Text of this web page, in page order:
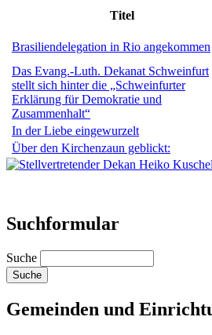
Titel
Brasiliendelegation in Rio angekommen
Das Evang.-Luth. Dekanat Schweinfurt
stellt sich hinter die „Schweinfurter
Erklärung für Demokratie und
Zusammenhalt“
In der Liebe eingewurzelt
Über den Kirchenzaun geblickt:
Suchformular
Suche
Gemeinden und